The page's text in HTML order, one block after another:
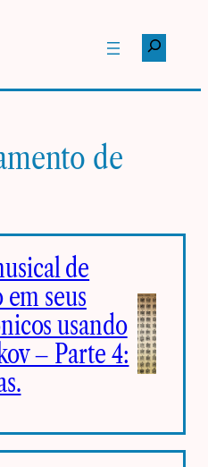
Pesquisar
de
de
em seus
usando
– Parte 4: